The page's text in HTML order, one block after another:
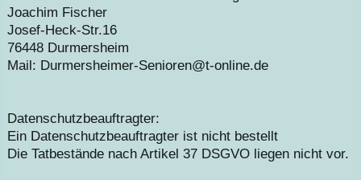
Joachim Fischer
Josef-Heck-Str.16
76448 Durmersheim
Mail: Durmersheimer-Senioren@t-online.de
Datenschutzbeauftragter:
Ein Datenschutzbeauftragter ist nicht bestellt
Die Tatbestände nach Artikel 37 DSGVO liegen nicht vor.